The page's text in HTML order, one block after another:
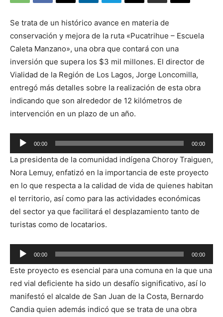
Se trata de un histórico avance en materia de
conservación y mejora de la ruta «Pucatrihue – Escuela
Caleta Manzano», una obra que contará con una
inversión que supera los $3 mil millones. El director de
Vialidad de la Región de Los Lagos, Jorge Loncomilla,
entregó más detalles sobre la realización de esta obra
indicando que son alrededor de 12 kilómetros de
intervención en un plazo de un año.
Reproductor
de
audio
00:00 00:00
La presidenta de la comunidad indígena Choroy Traiguen,
Nora Lemuy, enfatizó en la importancia de este proyecto
en lo que respecta a la calidad de vida de quienes habitan
el territorio, así como para las actividades económicas
del sector ya que facilitará el desplazamiento tanto de
turistas como de locatarios.
Reproductor
de
audio
00:00 00:00
Este proyecto es esencial para una comuna en la que una
red vial deficiente ha sido un desafío significativo, así lo
manifestó el alcalde de San Juan de la Costa, Bernardo
Candia quien además indicó que se trata de una obra